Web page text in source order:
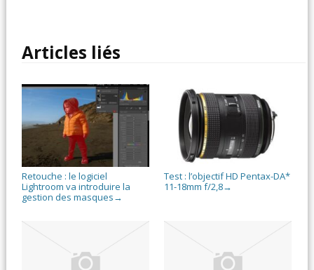
Articles liés
Retouche : le logiciel
Lightroom va introduire la
gestion des masques →
Test : l’objectif HD Pentax-DA*
11-18mm f/2,8→